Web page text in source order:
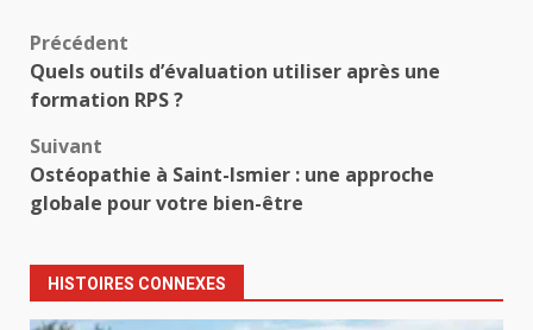
Navigation
d’article
Précédent
Quels outils d’évaluation utiliser après une
formation RPS ?
Suivant
Ostéopathie à Saint-Ismier : une approche
globale pour votre bien-être
HISTOIRES CONNEXES